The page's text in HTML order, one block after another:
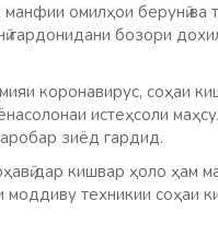
омилҳои берунӣ
гардонидани бозори
коронавирус, соҳаи
истеҳсоли
зиёд гардид.
дар кишвар ҳоло ҳам
техникии соҳаи